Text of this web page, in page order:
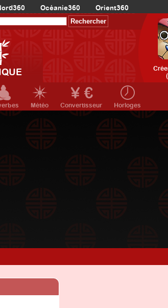
Océanie360 Orient360
Météo Convertisseur Horloges